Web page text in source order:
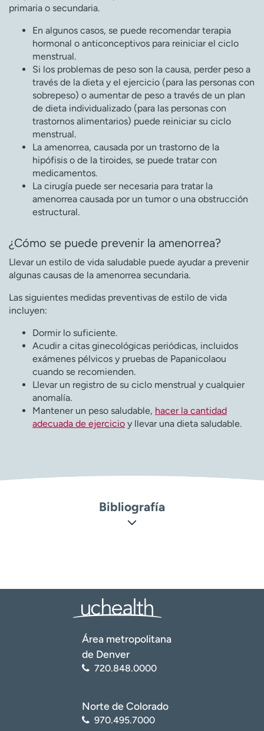
primaria o secundaria.
En algunos casos, se puede recomendar terapia
hormonal o anticonceptivos para reiniciar el ciclo
menstrual.
Si los problemas de peso son la causa, perder peso a
través de la dieta y el ejercicio (para las personas con
sobrepeso) o aumentar de peso a través de un plan
de dieta individualizado (para las personas con
trastornos alimentarios) puede reiniciar su ciclo
menstrual.
La amenorrea, causada por un trastorno de la
hipófisis o de la tiroides, se puede tratar con
medicamentos.
La cirugía puede ser necesaria para tratar la
amenorrea causada por un tumor o una obstrucción
estructural.
¿Cómo se puede prevenir la amenorrea?
Llevar un estilo de vida saludable puede ayudar a prevenir
algunas causas de la amenorrea secundaria.
Las siguientes medidas preventivas de estilo de vida
incluyen:
Dormir lo suficiente.
Acudir a citas ginecológicas periódicas, incluidos
exámenes pélvicos y pruebas de Papanicolaou
cuando se recomienden.
Llevar un registro de su ciclo menstrual y cualquier
anomalía.
Mantener un peso saludable, hacer la cantidad
adecuada de ejercicio y llevar una dieta saludable.
Bibliografía
Colegio Americano de Obstetras y Ginecólogos.
Amenorrea: ausencia de menstruaciones
https://www.acog.org/womens-
MedlinePlus: Biblioteca Nacional de Medicina. Ausencia
de períodos menstruales secundarios
https://medlineplus.gov/ency/article/001219.htm
Área metropolitana
de Denver
720.848.0000
Norte de Colorado
970.495.7000